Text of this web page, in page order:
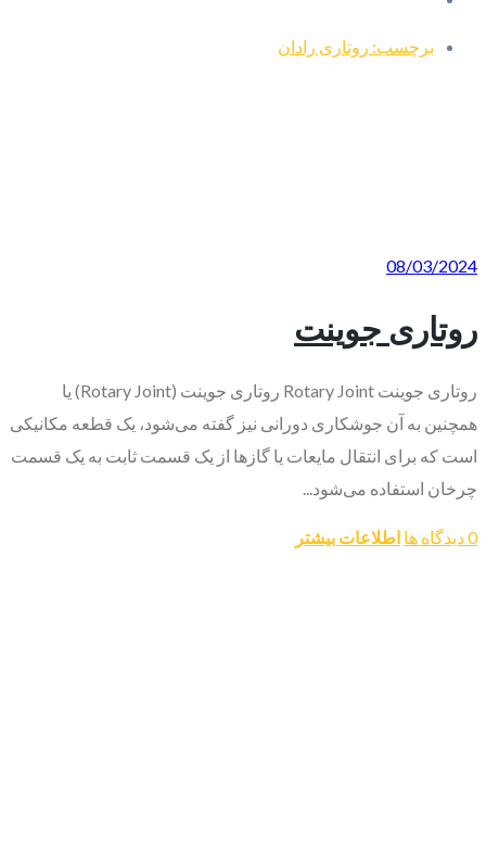
برچسب: روتاری رادان
08/03/2024
روتاری جوینت
روتاری جوینت Rotary Joint روتاری جوینت (Rotary Joint) یا
همچنین به آن جوشکاری دورانی نیز گفته می‌شود، یک قطعه مکانیکی
است که برای انتقال مایعات یا گازها از یک قسمت ثابت به یک قسمت
چرخان استفاده می‌شود...
0 دیدگاه ها اطلاعات بیشتر